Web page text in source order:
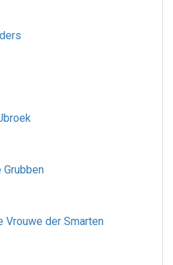
Vrouwe der Smarten